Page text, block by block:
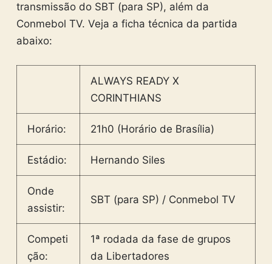
transmissão do SBT (para SP), além da
Conmebol TV. Veja a ficha técnica da partida
abaixo:
ALWAYS READY X
CORINTHIANS
Horário: 21h0 (Horário de Brasília)
Estádio: Hernando Siles
Onde
assistir:
SBT (para SP) / Conmebol TV
Competi
ção:
1ª rodada da fase de grupos
da Libertadores